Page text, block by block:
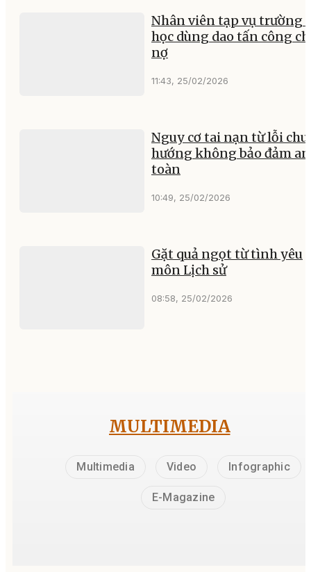
Nhân viên tạp vụ trường
học dùng dao tấn công
nợ
11:43, 25/02/2026
Nguy cơ tai nạn từ lỗi
hướng không bảo đảm an
toàn
10:49, 25/02/2026
Gặt quả ngọt từ tình yêu
môn Lịch sử
08:58, 25/02/2026
MULTIMEDIA
Multimedia Video Infographic
E-Magazine